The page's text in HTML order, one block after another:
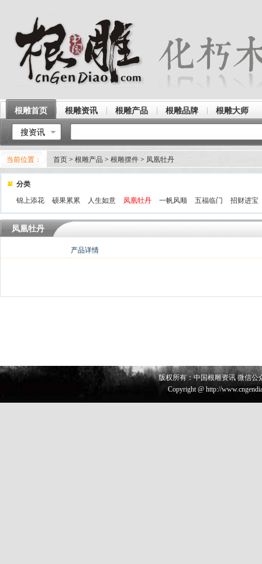
根雕首页 根雕资讯 根雕产品 根雕品牌 根雕大师
搜资讯
当前位置： 首页 > 根雕产品 > 根雕摆件 > 凤凰牡丹
分类
锦上添花
硕果累累 人生如意 凤凰牡丹 一帆风顺 五福临门 招财进宝
凤凰牡丹
产品详情
版权所有：中国根雕资讯 微信公
Copyright @ http://